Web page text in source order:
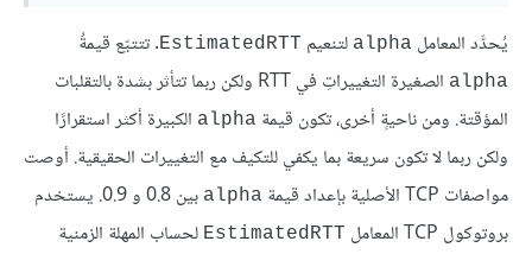
يُحدَّد المعامل alpha لتنعيم EstimatedRTT. تتتبّع قيمةُ
alpha
الصغيرة التغييراتِ في RTT ولكن ربما تتأثر بشدة بالتقلبات
المؤقتة. ومن ناحيةٍ أخرى، تكون قيمة alpha الكبيرة أكثر استقرارًا
ولكن ربما لا تكون سريعة بما يكفي للتكيف مع التغييرات الحقيقية. أوصت
مواصفات TCP الأصلية بإعداد قيمة
alpha
بين 0.8 و 0.9. يستخدم
بروتوكول TCP المعامل
EstimatedRTT لحساب المهلة الزمنية